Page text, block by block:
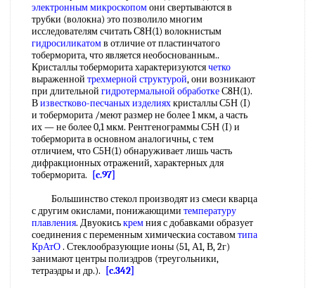
электронным микроскопомони свертываются в
трубки (волокна) это позволило многим
исследователям считать С8Н(1) волокнистым
гидросиликатомв отличие от пластинчатого
тоберморита, что является необоснованным..
Кристаллы тоберморита характеризуютсячетко
выраженной трехмерной структурой, они возникают
при длительной гидротермальной обработкеС8Н(1).
Визвестково-песчаных изделияхкристаллы С5Н (I)
и тоберморита /меют размер не более 1 мкм, а часть
их — не более 0,1 мкм. Рентгенограммы С5Н (I) и
тоберморита в основном аналогичны, с тем
отличием, что С5Н(1) обнаруживает лишь часть
дифракционных отражений, характерных для
тоберморита.
[c.97]
Большинство стекол производят из смеси кварца
с другим окислами, понижающими температуру
плавления. Двуокиськремния с добавками образует
соединения с переменным химическиа составомтипа
КрАтО. Стеклообразующие ионы (51, А1, В, 2г)
занимают центры полиэдров (треугольники,
тетраэдры и др.).
[c.342]